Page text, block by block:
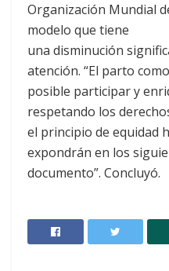
Organización Mundial
modelo que tiene
una disminución
atención. “El parto
posible participar y
respetando los
el principio de equidad
expondrán en los
documento”. Concluyó.